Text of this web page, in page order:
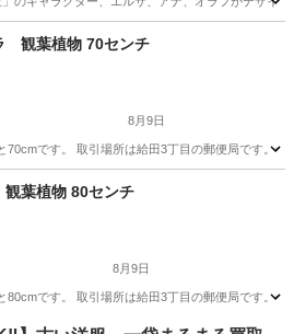
大蔵駅 食器
観葉植物 70センチ
8月9日
70cmです。 取引場所は給田3丁目の郵便局です。
駅 家庭用品 モンステラ
葉植物 80センチ
8月9日
80cmです。 取引場所は給田3丁目の郵便局です。
駅 家庭用品